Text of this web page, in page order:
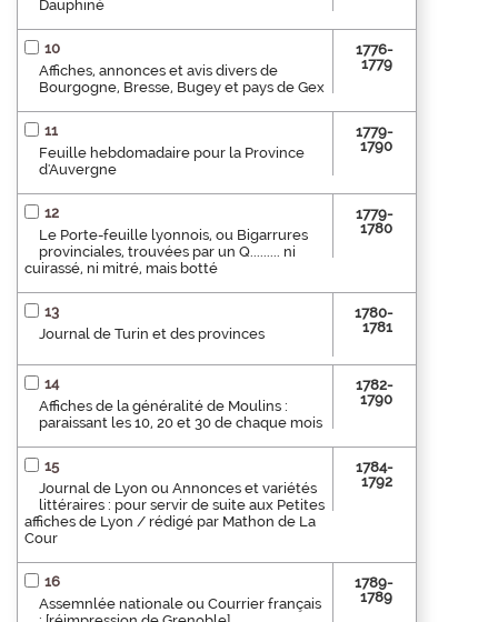
Dauphiné
10
Affiches, annonces et avis divers de
Bourgogne, Bresse, Bugey et pays de Gex
1776-
1779
11
Feuille hebdomadaire pour la Province
d'Auvergne
1779-
1790
12
Le Porte-feuille lyonnois, ou Bigarrures
provinciales, trouvées par un Q......... ni
cuirassé, ni mitré, mais botté
1779-
1780
13
Journal de Turin et des provinces
1780-
1781
14
Affiches de la généralité de Moulins :
paraissant les 10, 20 et 30 de chaque mois
1782-
1790
15
Journal de Lyon ou Annonces et variétés
littéraires : pour servir de suite aux Petites
affiches de Lyon / rédigé par Mathon de La
Cour
1784-
1792
16
Assemnlée nationale ou Courrier français
1789-
1789